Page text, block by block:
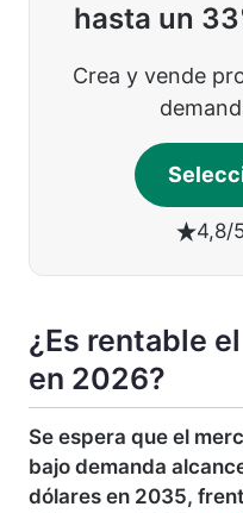
hasta un
Crea y vende
4,8/
¿Es rentable
en 2026?
Se espera que el
bajo demanda
dólares en 2035,